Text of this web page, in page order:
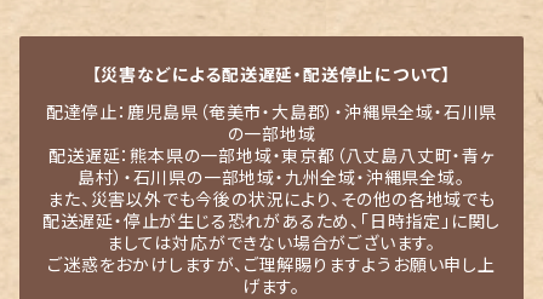
【災害などによる配送遅延・配送停止について】
配達停止：鹿児島県（奄美市・大島郡）・沖縄県全域・石川県
の一部地域
配送遅延：熊本県の一部地域・東京都（八丈島八丈町・青ヶ
島村）・石川県の一部地域・九州全域・沖縄県全域。
また、災害以外でも今後の状況により、その他の各地域でも
配送遅延・停止が生じる恐れがあるため、「日時指定」に関し
ましては対応ができない場合がございます。
ご迷惑をおかけしますが、ご理解賜りますようお願い申し上
げます。